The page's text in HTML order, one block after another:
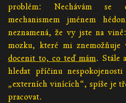
problém: Nechávám se
mechanismem jménem
neznamená, že vy jste na
mozku, které mi
docenit to, co teď mám. Stále
hledat příčinu
„externích vinících“, spíše je
pracovat.